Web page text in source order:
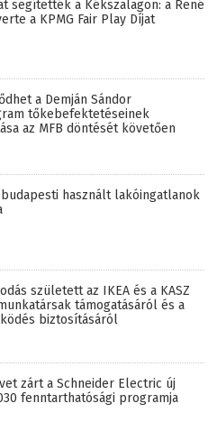
segítették a Kékszalagon: a René
a KPMG Fair Play Díjat
a Demján Sándor
tőkebefektetéseinek
az MFB döntését követően
használt lakóingatlanok
született az IKEA és a KASZ
támogatásáról és a
biztosításáról
zárt a Schneider Electric új
fenntarthatósági programja